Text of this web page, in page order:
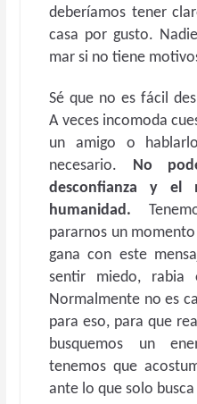
deberíamos tener
casa por gusto.
mar si no tiene
Sé que no es fácil
A veces incomoda
un amigo o
necesario. No
desconfianza y el
humanidad.
pararnos un
gana con este
sentir miedo, rabia
Normalmente no es
para eso, para que
busquemos un
tenemos que
ante lo que solo